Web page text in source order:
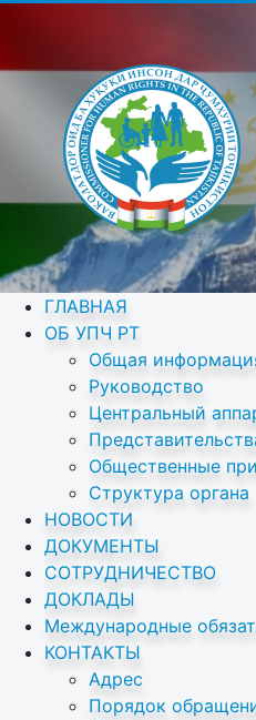
ГЛАВНАЯ
ОБ УПЧ РТ
Общая
Руководство
Центральный
Общественные
Структура органа
НОВОСТИ
ДОКУМЕНТЫ
СОТРУДНИЧЕСТВО
ДОКЛАДЫ
Международные
КОНТАКТЫ
Адрес
Порядок